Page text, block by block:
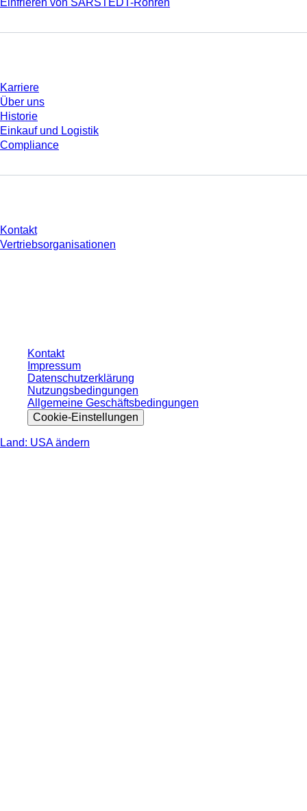
Einfrieren von SARSTEDT-Röhren
Karriere
Über uns
Historie
Einkauf und Logistik
Compliance
Kontakt
Vertriebsorganisationen
Kontakt
Impressum
Datenschutzerklärung
Nutzungsbedingungen
Allgemeine Geschäftsbedingungen
Cookie-Einstellungen
Land: USA ändern